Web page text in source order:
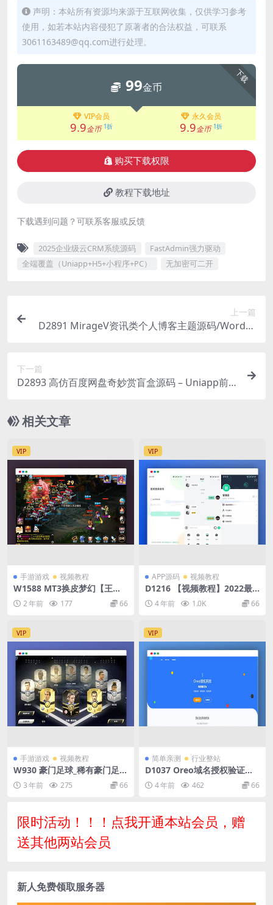
声明：本站所有资源均来源于互联网收集，仅供学习参考
使用，如若本站内容侵犯了原著者的合法权益，可联系
3061163489@qq.com进行处理。
下载
99金币
VIP会员
9.9金币 1折
永久会员
9.9金币 1折
购买下载权限
教程下载地址
下载遇到问题？可联系客服或反馈
2025企业级云CRM系统源码
FastAdmin强力驱动
全端覆盖（Uniapp+H5+小程序+PC）
无加密可二开
上一篇
D2891 MirageV资讯类个人博客主题源码/WordPr
下一篇
D2893 高仿百度网盘奇妙赏盲盒源码 – Uniapp前
相关文章
VIP
手游游戏 视频教程
W1588 MT3换皮梦幻【王者
西游】最新整理Linux手工服
务端+安卓苹果双端+GM后台
2 年前 177 66
VIP
APP源码 视频教程
D1216 【视频教程】2022最
新鸽哒IM即时通讯系统源码
带安卓、苹果、PC端（全开
4 年前 1.0K 66
VIP
手游游戏 视频教程
W930 豪门足球_稀有豪门足球
手游VM镜像一键端+linux学
习手工端_通用视频教程_物品
3 年前 275 66
VIP
简单亲测 行业整站
D1037 Oreo域名授权验证系
统v1.0.6开源版本网站源码
4 年前 462 66
限时活动！！！点我开通本站会员，赠
送其他两站会员
新人免费领取服务器